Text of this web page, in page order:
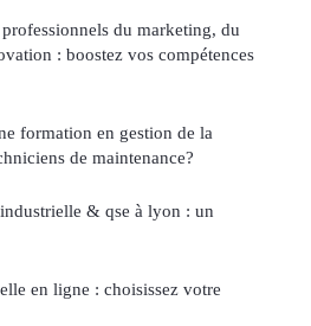
du marketing, du
: boostez vos compétences
formation en gestion de la
de maintenance?
& qse à lyon : un
en ligne : choisissez votre